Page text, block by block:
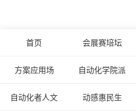
首页 会展赛培坛
方案应用场 自动化学院派
自动化者人文 动感惠民生